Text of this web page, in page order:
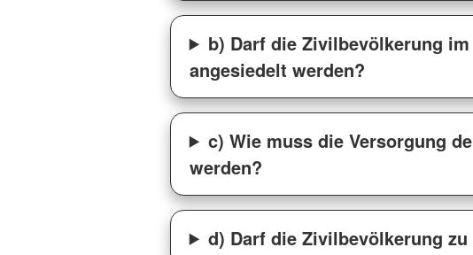
b) Darf die Zivilbevölkerung
angesiedelt werden?
c) Wie muss die Versorgung
werden?
d) Darf die Zivilbevölkerung